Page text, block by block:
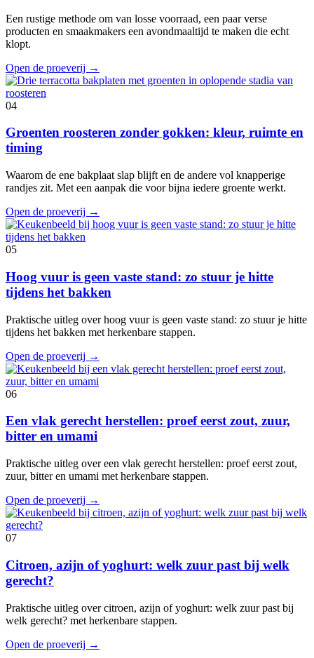
Een rustige methode om van losse voorraad, een paar verse
producten en smaakmakers een avondmaaltijd te maken die echt
klopt.
Open de proeverij →
04
Groenten roosteren zonder gokken: kleur, ruimte en
timing
Waarom de ene bakplaat slap blijft en de andere vol knapperige
randjes zit. Met een aanpak die voor bijna iedere groente werkt.
Open de proeverij →
05
Hoog vuur is geen vaste stand: zo stuur je hitte
tijdens het bakken
Praktische uitleg over hoog vuur is geen vaste stand: zo stuur je hitte
tijdens het bakken met herkenbare stappen.
Open de proeverij →
06
Een vlak gerecht herstellen: proef eerst zout, zuur,
bitter en umami
Praktische uitleg over een vlak gerecht herstellen: proef eerst zout,
zuur, bitter en umami met herkenbare stappen.
Open de proeverij →
07
Citroen, azijn of yoghurt: welk zuur past bij welk
gerecht?
Praktische uitleg over citroen, azijn of yoghurt: welk zuur past bij
welk gerecht? met herkenbare stappen.
Open de proeverij →